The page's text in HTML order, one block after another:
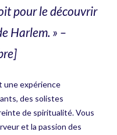
pour le découvrir
Harlem. » –
une expérience
des solistes
de spiritualité. Vous
et la passion des